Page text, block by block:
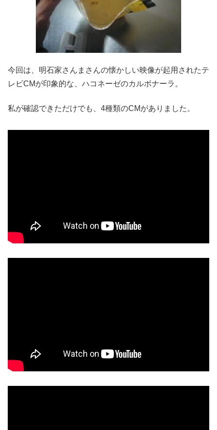
今回は、明石家さんまさんの懐かしい映像が起用されたテ
レビCMが印象的な、ハコネーゼのカルボナーラ。
私が確認できただけでも、4種類のCMがありました。